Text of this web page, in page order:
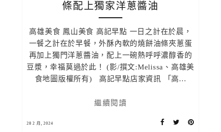
條配上獨家洋蔥醬油
高雄美食 鳳山美食 高記早點 一日之計在於晨，
一餐之計在於早餐，外酥內軟的燒餅油條夾蔥蛋
再加上獨門洋蔥醬油，配上一碗熱呼呼濃醇香的
豆漿，幸福莫過於此！ (影/撰文:Melissa、高雄美
食地圖版權所有) 高記早點店家資訊 「高...
繼續閱讀
28 2 月, 2024